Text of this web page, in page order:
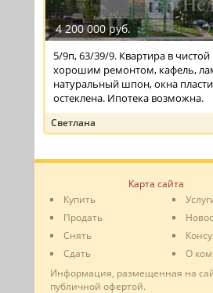
4 200 000 руб.
5/9п, 63/39/9. Квартира в
хорошим ремонтом, кафель,
натуральный шпон, окна
остеклена. Ипотека возможна.
Светлана
Карта сайта
Купить
Продать
Снять
Сдать
О
Информация, размещенная на
публичной офертой.